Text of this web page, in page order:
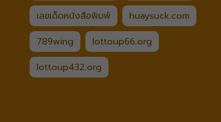
เลขเด็ดหนังสือพิมพ์
huaysuck.com
789wing
lottoup66.org
lottoup432.org